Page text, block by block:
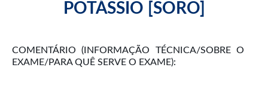
POTÁSSIO [SORO]
COMENTÁRIO (INFORMAÇÃO TÉCNICA/SOBRE O
EXAME/PARA QUÊ SERVE O EXAME):